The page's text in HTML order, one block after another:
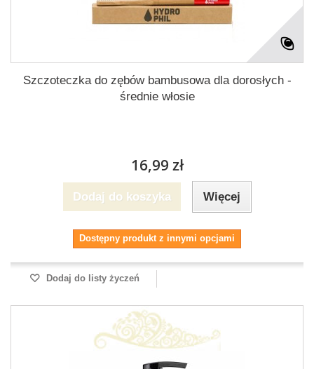
Szczoteczka do zębów bambusowa dla dorosłych -
średnie włosie
16,99 zł
Dodaj do koszyka Więcej
Dostępny produkt z innymi opcjami
Dodaj do listy życzeń